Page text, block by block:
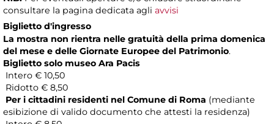
consultare la pagina dedicata agli avvisi
Biglietto d'ingresso
La mostra non rientra nelle gratuità della prima domenica
del mese e delle Giornate Europee del Patrimonio.
Biglietto solo museo Ara Pacis
Intero € 10,50
Ridotto € 8,50
Per i cittadini residenti nel Comune di Roma (mediante
esibizione di valido documento che attesti la residenza)